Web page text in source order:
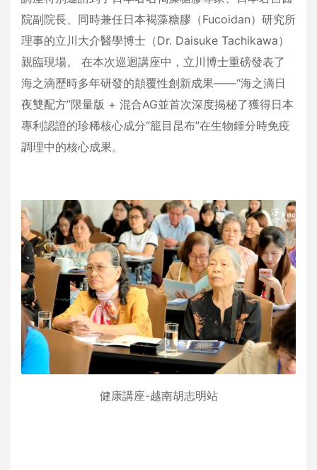
院副院長、同時兼任日本褐藻糖膠（Fucoidan）研究所
理事的立川大介醫學博士（Dr. Daisuke Tachikawa）
親臨現場。 在本次巡迴講座中，立川博士重磅發表了
海之滴歷時多年研發的顛覆性創新成果——“海之滴日
夜雙配方”限量版 + 混合AG並首次深度揭秘了獲得日本
專利認證的珍稀核心成分“籠目昆布”在生物鍾分時免疫
調理中的核心成果。
健康講座-越南胡志明站